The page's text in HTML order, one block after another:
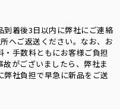
到着後3日以内に弊社にご連絡
へご返送ください。なお、お
手数料ともにお客様ご負担
がございましたら、弊社ま
社負担で早急に新品をご送